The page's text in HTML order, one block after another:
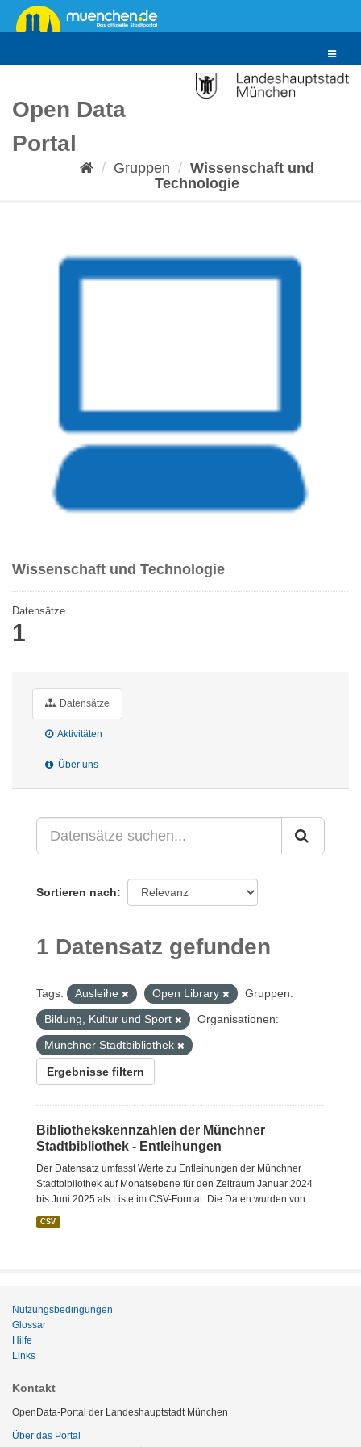
Überspringen
zum
Toggle
Open Data
Portal
Gruppen
Wissenschaft und
Technologie
Wissenschaft und Technologie
Datensätze
1
Datensätze
Aktivitäten
Über uns
Sortieren nach
1 Datensatz gefunden
Tags: Ausleihe Open Library
Gruppen:
Bildung, Kultur und Sport
Organisationen:
Münchner Stadtbibliothek
Ergebnisse filtern
Bibliothekskennzahlen der Münchner
Stadtbibliothek - Entleihungen
Der Datensatz umfasst Werte zu Entleihungen der Münchner
Stadtbibliothek auf Monatsebene für den Zeitraum Januar 2024
bis Juni 2025 als Liste im CSV-Format. Die Daten wurden von...
CSV
Nutzungsbedingungen
Glossar
Hilfe
Links
Kontakt
OpenData-Portal der Landeshauptstadt München
Über das Portal